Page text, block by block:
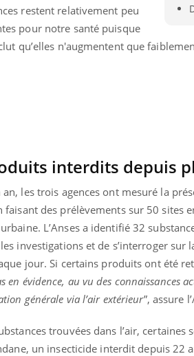
restent relativement peu
pour notre santé puisque
qu’elles n'augmentent que
interdits depuis
an, les trois agences ont mesuré la
faisant des prélèvements sur 50 sites
L’Anses a identifié 32
investigations et de s’interroger
jour. Si certains produits ont été
en évidence, au vu des connaissances
générale via l’air extérieur”, assure
trouvées dans l’air,
un insecticide interdit depuis 22
pour
mental ou
de la
ce qui la rend
Youtube
Insuline &
osait en parler??
reste entourée
patients comme